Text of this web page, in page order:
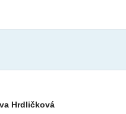
Hrdličková